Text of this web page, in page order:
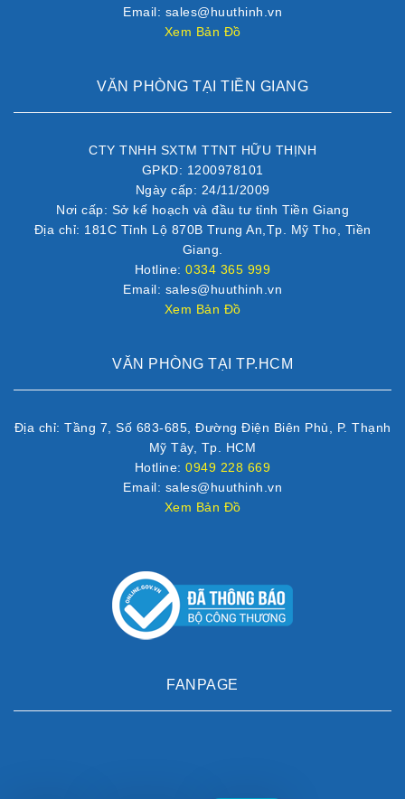
Email: sales@huuthinh.vn
Xem Bản Đồ
VĂN PHÒNG TẠI TIỀN GIANG
CTY TNHH SXTM TTNT HỮU THỊNH
GPKD: 1200978101
Ngày cấp: 24/11/2009
Nơi cấp: Sở kế hoạch và đầu tư tỉnh Tiền Giang
Địa chỉ: 181C Tỉnh Lộ 870B Trung An,Tp. Mỹ Tho, Tiền
Giang.
Hotline:0334 365 999
Email: sales@huuthinh.vn
Xem Bản Đồ
VĂN PHÒNG TẠI TP.HCM
Địa chỉ: Tầng 7, Số 683-685, Đường Điện Biên Phủ, P. Thạnh
Mỹ Tây, Tp. HCM
Hotline:0949 228 669
Email: sales@huuthinh.vn
Xem Bản Đồ
FANPAGE